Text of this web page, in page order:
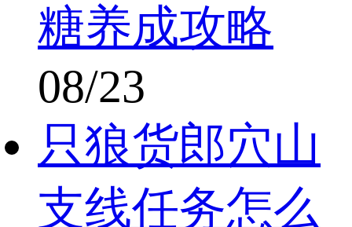
糖养成攻略
08/23
只狼货郎穴山
支线任务怎么